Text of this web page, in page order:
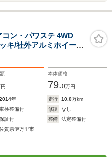
ン・パワステ 4WD
キ/社外アルミホイール/
本体価格
79.0万円
年 走行 10.0万km
検整備付 修復
なし
証付 整備
法定整備付
賀県伊万里市